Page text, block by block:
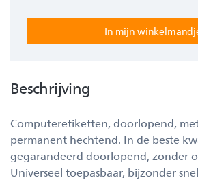
Beschrijving
Computeretiketten, doorlopend,
permanent hechtend. In de beste
gegarandeerd doorlopend, zonder
Universeel toepasbaar, bijzonder